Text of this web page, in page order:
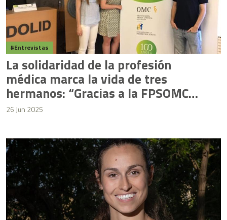
Entrevistas
La solidaridad de la profesión
médica marca la vida de tres
hermanos: “Gracias a la FPSOMC
pude cumplir mi sueño e iniciar la
26 Jun 2025